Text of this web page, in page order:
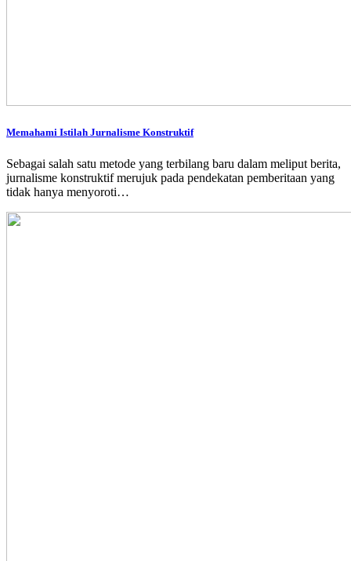
Memahami Istilah Jurnalisme Konstruktif
Sebagai salah satu metode yang terbilang baru dalam meliput berita,
jurnalisme konstruktif merujuk pada pendekatan pemberitaan yang
tidak hanya menyoroti…